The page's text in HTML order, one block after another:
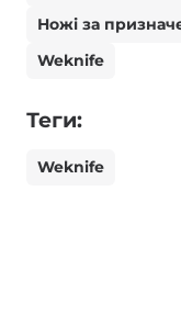
Ножі за
Weknife
Теги:
Weknife